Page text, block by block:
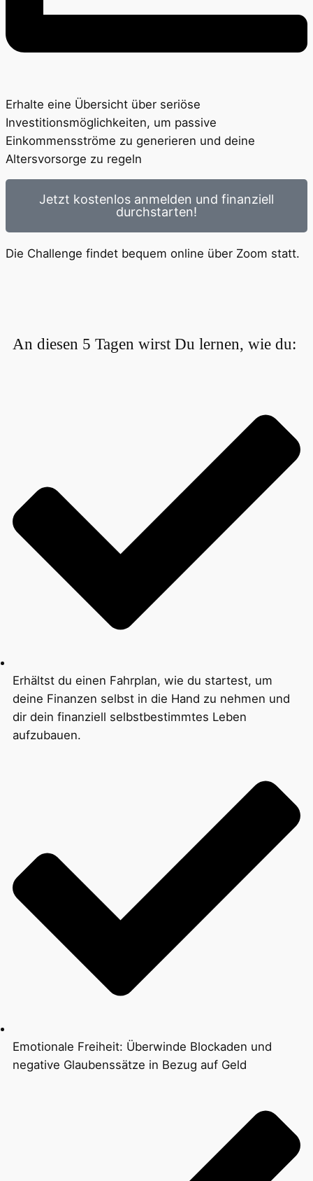
Erhalte eine Übersicht über seriöse
Investitionsmöglichkeiten, um passive
Einkommensströme zu generieren und deine
Altersvorsorge zu regeln
Jetzt kostenlos anmelden und finanziell
durchstarten!
Die Challenge findet bequem online über Zoom statt.
An diesen 5 Tagen wirst Du lernen, wie du:
Erhältst du einen Fahrplan, wie du startest, um
deine Finanzen selbst in die Hand zu nehmen und
dir dein finanziell selbstbestimmtes Leben
aufzubauen.
Emotionale Freiheit: Überwinde Blockaden und
negative Glaubenssätze in Bezug auf Geld